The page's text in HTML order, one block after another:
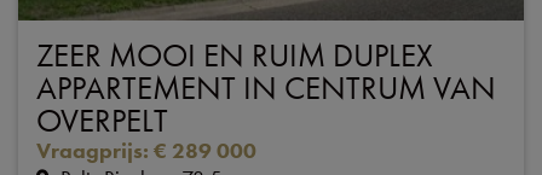
ZEER MOOI EN RUIM DUPLEX
APPARTEMENT IN CENTRUM VAN
OVERPELT
Vraagprijs: € 289 000